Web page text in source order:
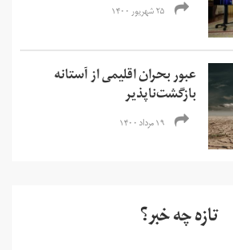
۲۵ شهریور ۱۴۰۰
عبور بحران اقلیمی از آستانه
بازگشت‌ناپذیر
۱۹ مرداد ۱۴۰۰
تازه چه خبر؟